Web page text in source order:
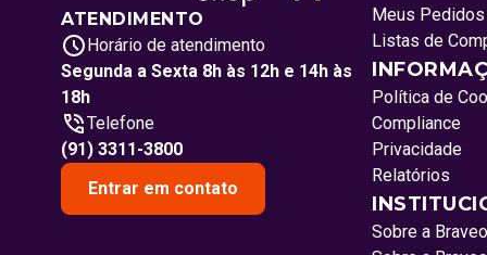
ATENDIMENTO
Horário de atendimento
Segunda a Sexta 8h às 12h e 14h às
18h
Telefone
(91) 3311-3800
Entrar em contato
Meus Pedidos
Listas de
Política de
Compliance
Privacidade
Relatórios
Sobre a